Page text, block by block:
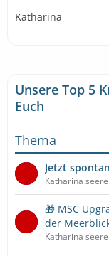
Katharina
Unsere Top 5
Euch
Thema
Jetzt
Katharina
🎁 MSC
der
Katharina